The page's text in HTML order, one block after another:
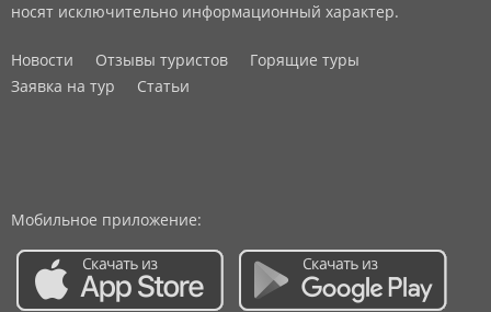
носят исключительно информационный характер.
Новости Отзывы туристов
Горящие туры
Заявка на тур
Статьи
Мобильное приложение: